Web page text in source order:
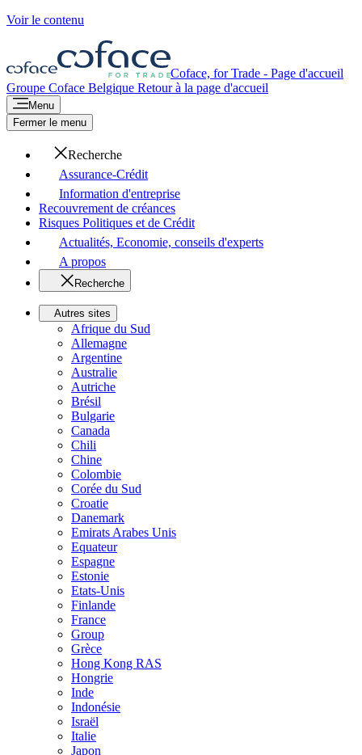
Voir le contenu
Coface, for Trade - Page d'accueil
Groupe Coface Belgique Retour à la page d'accueil
Menu
Fermer le menu
Recherche
Assurance-Crédit
Information d'entreprise
Recouvrement de créances
Risques Politiques et de Crédit
Actualités, Economie, conseils d'experts
A propos
Recherche
Autres sites
Afrique du Sud
Allemagne
Argentine
Australie
Autriche
Brésil
Bulgarie
Canada
Chili
Chine
Colombie
Corée du Sud
Croatie
Danemark
Emirats Arabes Unis
Equateur
Espagne
Estonie
Etats-Unis
Finlande
France
Group
Grèce
Hong Kong RAS
Hongrie
Inde
Indonésie
Israël
Italie
Japon